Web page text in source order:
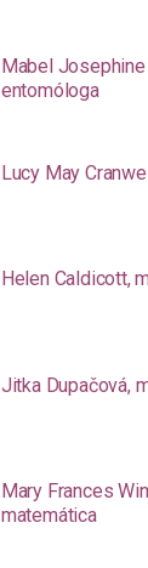
Mabel
entomóloga
Lucy May
Helen Caldicott,
Jitka Dupačová,
Mary Frances
matemática